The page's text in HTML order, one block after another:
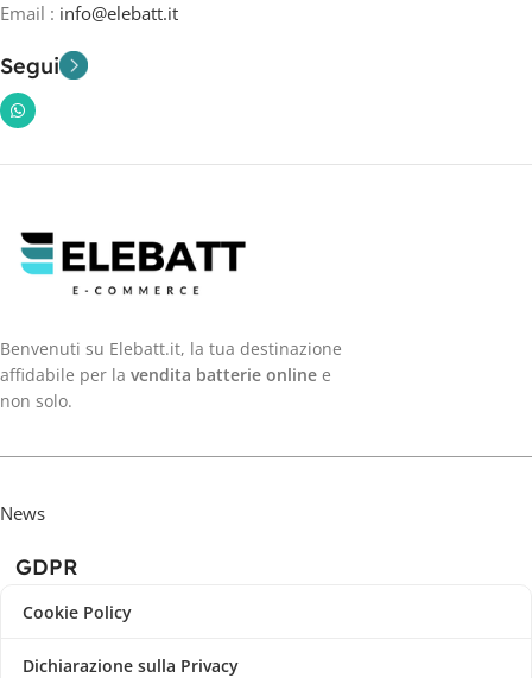
Email : info@elebatt.it
Segui
Benvenuti su Elebatt.it, la tua destinazione
affidabile per la vendita batterie online e
non solo.
News
GDPR
Cookie Policy
Dichiarazione sulla Privacy